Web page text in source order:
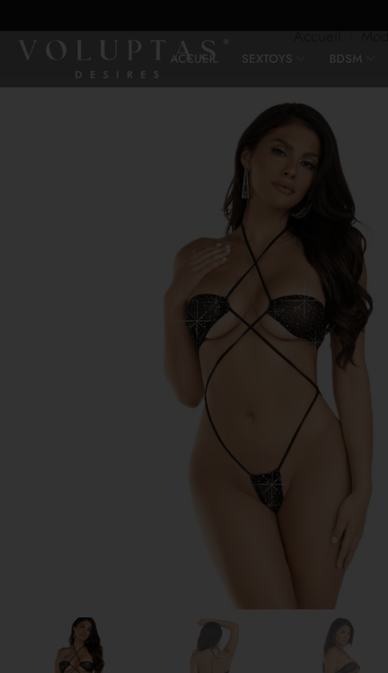
ACCUEIL SEXTOYS BDSM